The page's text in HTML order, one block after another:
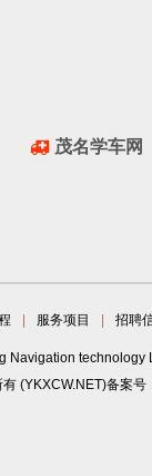
茂名学车网
服务项目 招聘
technology
(YKXCW.NET)备案号